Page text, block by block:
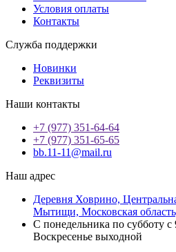
Условия оплаты
Контакты
Служба поддержки
Новинки
Реквизиты
Наши контакты
+7 (977) 351-64-64
+7 (977) 351-65-65
bb.11-11@mail.ru
Наш адрес
Деревня Ховрино,
Мытищи, Московская
С понедельника по субботу с
Воскресенье выходной